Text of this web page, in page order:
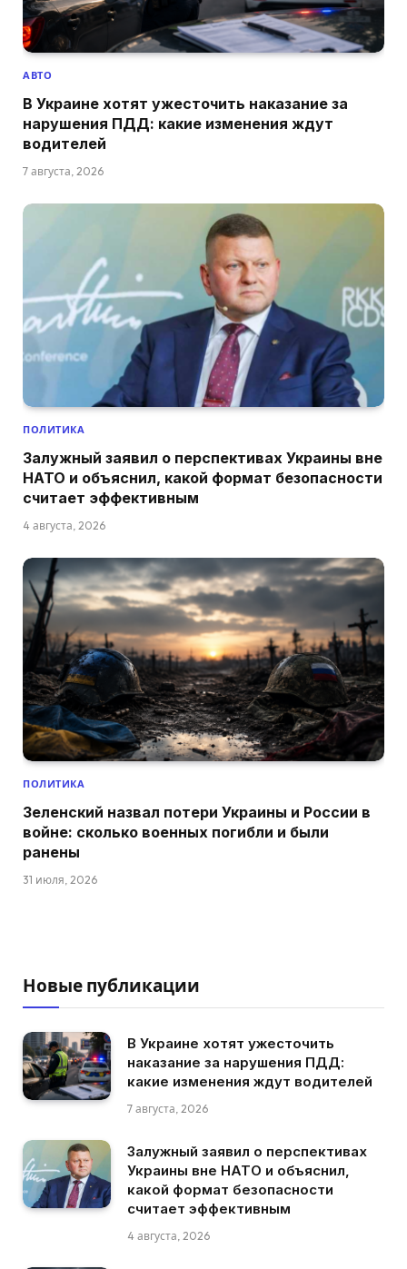
АВТО
В Украине хотят ужесточить наказание за
нарушения ПДД: какие изменения ждут
водителей
7 августа, 2026
ПОЛИТИКА
Залужный заявил о перспективах Украины вне
НАТО и объяснил, какой формат безопасности
считает эффективным
4 августа, 2026
ПОЛИТИКА
Зеленский назвал потери Украины и России в
войне: сколько военных погибли и были
ранены
31 июля, 2026
Новые публикации
В Украине хотят ужесточить
наказание за нарушения ПДД:
какие изменения ждут водителей
7 августа, 2026
Залужный заявил о перспективах
Украины вне НАТО и объяснил,
какой формат безопасности
считает эффективным
4 августа, 2026